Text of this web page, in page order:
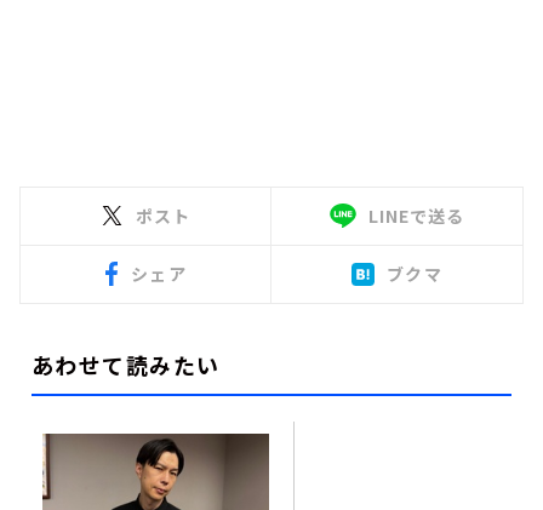
ポスト LINEで送る
シェア ブクマ
あわせて読みたい